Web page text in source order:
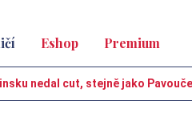
Eshop Premium
nedal cut, stejně jako